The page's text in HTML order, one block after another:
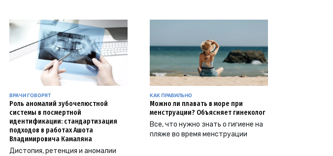
ВРАЧИ ГОВОРЯТ
Роль аномалий зубочелюстной
системы в посмертной
идентификации: стандартизация
подходов в работах Ашота
Владимировича Камаляна
Дистопия, ретенция и аномалии
КАК ПРАВИЛЬНО
Можно ли плавать в море при
менструации? Объясняет гинеколог
Все, что нужно знать о гигиене на
пляже во время менструации